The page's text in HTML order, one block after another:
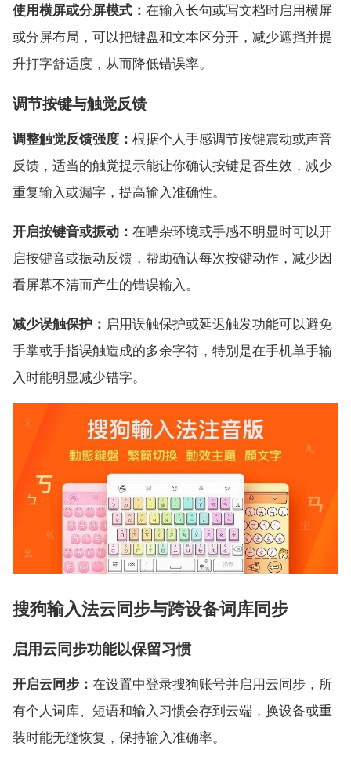
使用横屏或分屏模式： 在输入长句或写文档时启用横屏
或分屏布局，可以把键盘和文本区分开，减少遮挡并提
升打字舒适度，从而降低错误率。
调节按键与触觉反馈
调整触觉反馈强度： 根据个人手感调节按键震动或声音
反馈，适当的触觉提示能让你确认按键是否生效，减少
重复输入或漏字，提高输入准确性。
开启按键音或振动： 在嘈杂环境或手感不明显时可以开
启按键音或振动反馈，帮助确认每次按键动作，减少因
看屏幕不清而产生的错误输入。
减少误触保护： 启用误触保护或延迟触发功能可以避免
手掌或手指误触造成的多余字符，特别是在手机单手输
入时能明显减少错字。
搜狗输入法云同步与跨设备词库同步
启用云同步功能以保留习惯
开启云同步： 在设置中登录搜狗账号并启用云同步，所
有个人词库、短语和输入习惯会存到云端，换设备或重
装时能无缝恢复，保持输入准确率。